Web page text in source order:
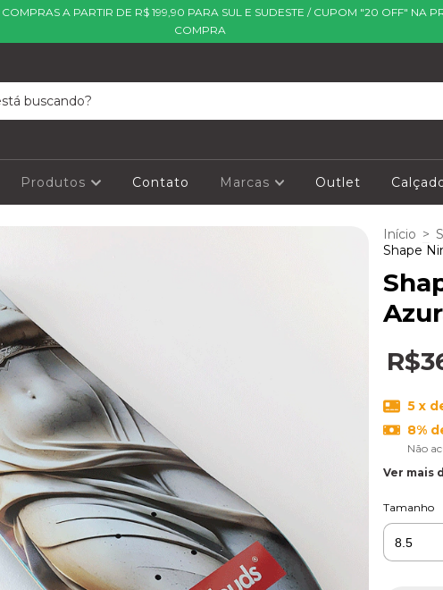
COMPRAS A PARTIR DE R$ 199,90 PARA SUL E SUDESTE / CUPOM "20 OFF" NA
COMPRA
Produtos Contato Marcas Outlet
Início >
Shape
5 x
8%
Não
Ver mais
Tamanho